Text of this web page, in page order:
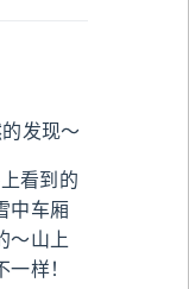
发现～
看到的
中车厢
～山上
样！